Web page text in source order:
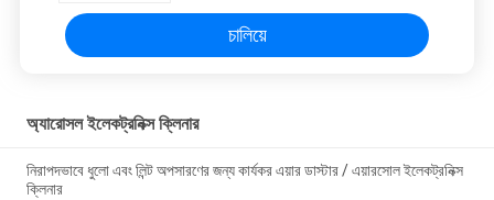
চালিয়ে
অ্যারোসল ইলেকট্রনিক্স ক্লিনার
নিরাপদভাবে ধুলো এবং লিন্ট অপসারণের জন্য কার্যকর এয়ার ডাস্টার / এয়ারসোল ইলেকট্রনিক্স
ক্লিনার